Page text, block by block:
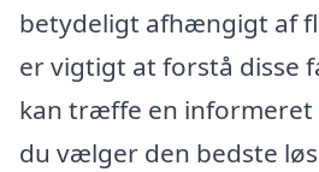
betydeligt afhængigt af
er vigtigt at forstå disse
kan træffe en
du vælger den bedste